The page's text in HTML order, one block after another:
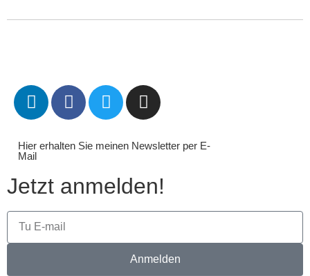
Hier erhalten Sie meinen Newsletter per E-
Mail
Jetzt anmelden!
Anmelden